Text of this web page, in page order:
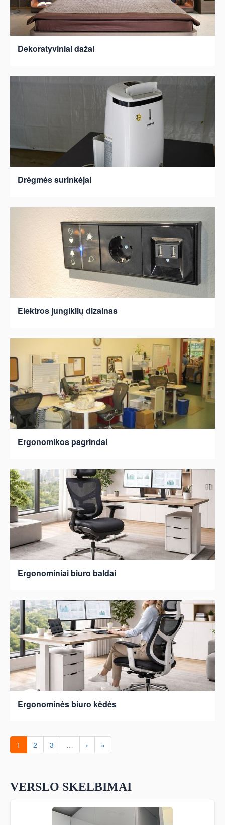
Dekoratyviniai dažai
Drėgmės surinkėjai
Elektros jungiklių dizainas
Ergonomikos pagrindai
Ergonominiai biuro baldai
Ergonominės biuro kėdės
1 2 3 … › »
VERSLO SKELBIMAI